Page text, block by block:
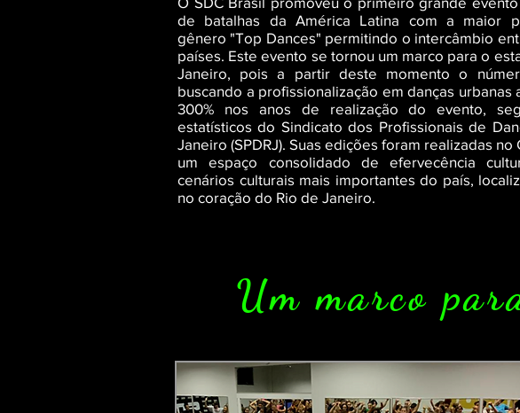
de batalhas da América Latina com a maior
gênero "Top Dances" permitindo o intercâmbio
países. Este evento se tornou um marco para o
Janeiro, pois a partir deste momento o
buscando a profissionalização em danças urbanas
300% nos anos de realização do evento,
estatísticos do Sindicato dos Profissionais de
Janeiro (SPDRJ). Suas edições foram realizadas no
um espaço consolidado de efervecência
cenários culturais mais importantes do país,
no coração do Rio de Janeiro.
Um marco